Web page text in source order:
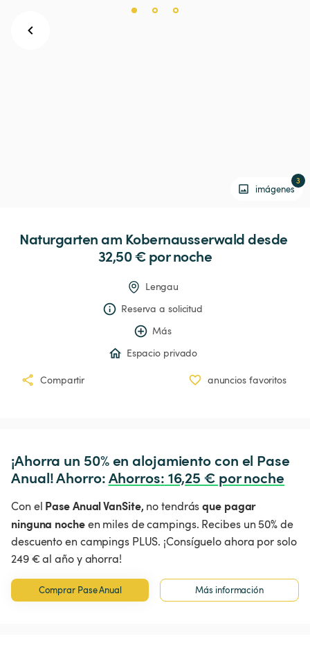
imágenes
3
Naturgartenam Kobernausserwald desde
32,50 € por noche
Lengau
Reserva a solicitud
Más
Espacio privado
Compartir anuncios favoritos
¡Ahorra un 50% en alojamiento con el Pase
Anual! Ahorro: Ahorros: 16,25 € por noche
Con el Pase Anual VanSite, no tendrásque pagar
ninguna nocheen miles de campings. Recibes un 50% de
descuento en campings PLUS. ¡Consíguelo ahora por solo
249 € al año y ahorra!
Comprar Pase Anual Más información